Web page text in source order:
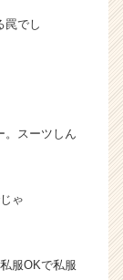
罠でし
。スーツしん
ゃ
服OKで私服